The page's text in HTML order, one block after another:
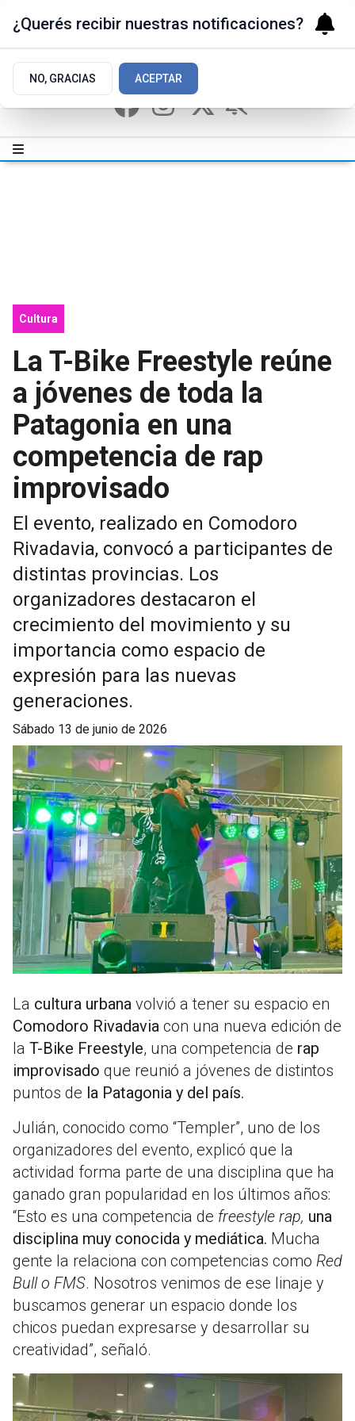
Cultura
La T-Bike Freestyle reúne
a jóvenes de toda la
Patagonia en una
competencia de rap
improvisado
El evento, realizado en Comodoro
Rivadavia, convocó a participantes de
distintas provincias. Los
organizadores destacaron el
crecimiento del movimiento y su
importancia como espacio de
expresión para las nuevas
generaciones.
sábado 13 de junio de 2026
La cultura urbana volvió a tener su espacio en
Comodoro Rivadavia con una nueva edición de
la T-Bike Freestyle, una competencia de rap
improvisado que reunió a jóvenes de distintos
puntos de la Patagonia y del país.
Julián, conocido como “Templer”, uno de los
organizadores del evento, explicó que la
actividad forma parte de una disciplina que ha
ganado gran popularidad en los últimos años:
“Esto es una competencia de freestyle rap, una
disciplina muy conocida y mediática. Mucha
gente la relaciona con competencias como Red
Bull o FMS. Nosotros venimos de ese linaje y
buscamos generar un espacio donde los
chicos puedan expresarse y desarrollar su
creatividad”, señaló.
¿Querés recibir nuestras notificaciones?
NO, GRACIAS ACEPTAR